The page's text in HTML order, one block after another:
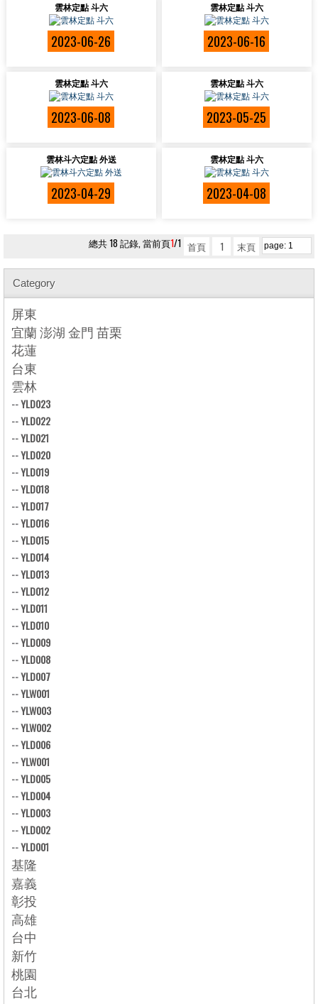
雲林定點 斗六
2023-06-26
雲林定點 斗六
2023-06-16
雲林定點 斗六
2023-06-08
雲林定點 斗六
2023-05-25
雲林斗六定點 外送
2023-04-29
雲林定點 斗六
2023-04-08
總共 18 記錄, 當前頁1/1 首頁 1 末頁
Category
屏東
宜蘭 澎湖 金門 苗栗
花蓮
台東
雲林
--YLD023
--YLD022
--YLD021
--YLD020
--YLD019
--YLD018
--YLD017
--YLD016
--YLD015
--YLD014
--YLD013
--YLD012
--YLD011
--YLD010
--YLD009
--YLD008
--YLD007
--YLW001
--YLW003
--YLW002
--YLD006
--YLW001
--YLD005
--YLD004
--YLD003
--YLD002
--YLD001
基隆
嘉義
彰投
高雄
台中
新竹
桃園
台北